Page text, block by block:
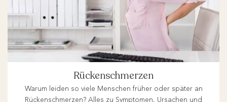
Rückenschmerzen
Warum leiden so viele Menschen früher oder später an
Rückenschmerzen? Alles zu Symptomen, Ursachen und